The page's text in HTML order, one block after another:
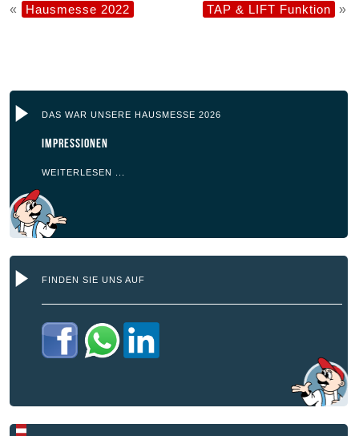
« Hausmesse 2022 TAP & LIFT Funktion »
DAS WAR UNSERE HAUSMESSE 2026
Impressionen
WEITERLESEN ...
FINDEN SIE UNS AUF